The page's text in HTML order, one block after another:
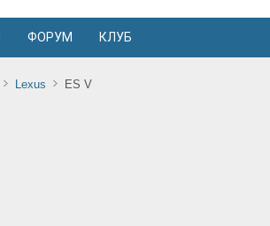
ФОРУМ КЛУБ
Lexus ES V